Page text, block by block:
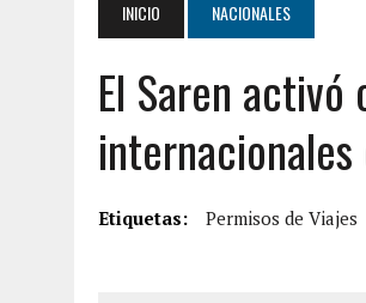
5 AGOSTO, 2026 | PRESUNTO BROTE
5 AGOSTO, 2026
HORROR EN
3 AGOSTO, 2026 |
LA INCREÍBLE
EDIFICIO PETUNIA
7 AGOSTO, 2026
HOMBRE ASESINÓ A
INICIO NACIONALES
El Saren
Etiquetas: Permisos de Viajes